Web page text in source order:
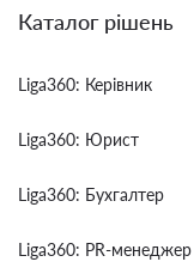
Каталог рішень
Liga360: Керівник
Liga360: Юрист
Liga360: Бухгалтер
Liga360: PR-менеджер